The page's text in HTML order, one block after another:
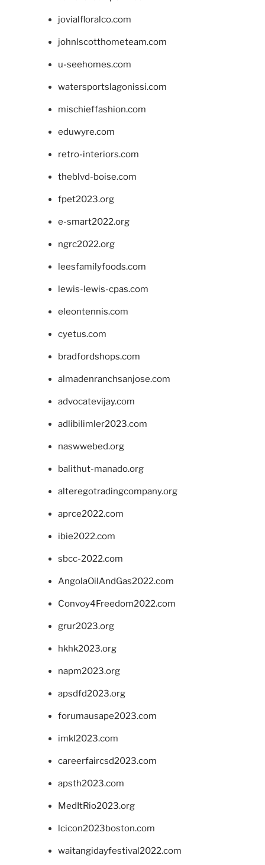
jovialfloralco.com
johnlscotthometeam.com
u-seehomes.com
watersportslagonissi.com
mischieffashion.com
eduwyre.com
retro-interiors.com
theblvd-boise.com
fpet2023.org
e-smart2022.org
ngrc2022.org
leesfamilyfoods.com
lewis-lewis-cpas.com
eleontennis.com
cyetus.com
bradfordshops.com
almadenranchsanjose.com
advocatevijay.com
adlibilimler2023.com
naswwebed.org
balithut-manado.org
alteregotradingcompany.org
aprce2022.com
ibie2022.com
sbcc-2022.com
AngolaOilAndGas2022.com
Convoy4Freedom2022.com
grur2023.org
hkhk2023.org
napm2023.org
apsdfd2023.org
forumausape2023.com
imkl2023.com
careerfaircsd2023.com
apsth2023.com
MedItRio2023.org
lcicon2023boston.com
waitangidayfestival2022.com